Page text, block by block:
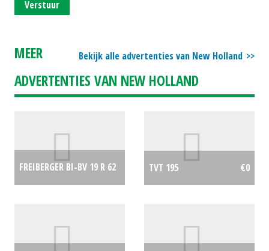
Verstuur
Bekijk alle advertenties van New Holland
MEER
ADVERTENTIES VAN NEW HOLLAND
FREIBERGER BI-BV 19 R 62
TVT 195 €0